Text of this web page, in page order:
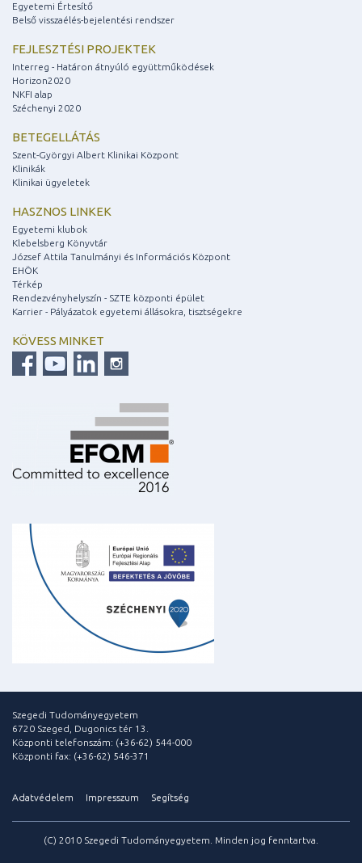
Egyetemi Értesítő
Belső visszaélés-bejelentési rendszer
FEJLESZTÉSI PROJEKTEK
Interreg - Határon átnyúló együttműködések
Horizon2020
NKFI alap
Széchenyi 2020
BETEGELLÁTÁS
Szent-Györgyi Albert Klinikai Központ
Klinikák
Klinikai ügyeletek
HASZNOS LINKEK
Egyetemi klubok
Klebelsberg Könyvtár
József Attila Tanulmányi és Információs Központ
EHÖK
Térkép
Rendezvényhelyszín - SZTE központi épület
Karrier - Pályázatok egyetemi állásokra, tisztségekre
KÖVESS MINKET
Szegedi Tudományegyetem
6720 Szeged, Dugonics tér 13.
Központi telefonszám: (+36-62) 544-000
Központi fax: (+36-62) 546-371
Adatvédelem Impresszum Segítség
(C) 2010 Szegedi Tudományegyetem. Minden jog fenntartva.